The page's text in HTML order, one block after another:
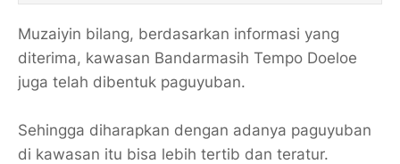
Muzaiyin bilang, berdasarkan informasi yang
diterima, kawasan Bandarmasih Tempo Doeloe
juga telah dibentuk paguyuban.
Sehingga diharapkan dengan adanya paguyuban
di kawasan itu bisa lebih tertib dan teratur.